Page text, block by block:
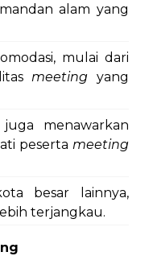
alam yang
mulai dari
meeting yang
juga menawarkan
peserta meeting
besar lainnya,
terjangkau.